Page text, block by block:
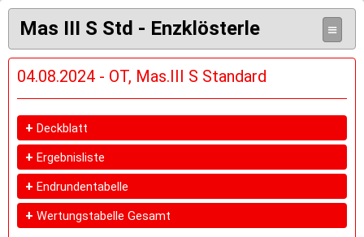
Mas III S Std - Enzklösterle ≡
04.08.2024 - OT, Mas.III S Standard
+ Deckblatt
+ Ergebnisliste
+ Endrundentabelle
+ Wertungstabelle Gesamt